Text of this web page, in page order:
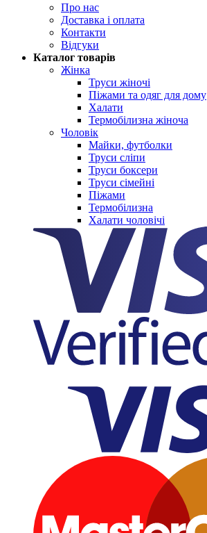
Про нас
Доставка і оплата
Контакти
Відгуки
Каталог товарів
Жінка
Труси жіночі
Піжами та одяг для дому
Халати
Термобілизна жіноча
Чоловік
Майки, футболки
Труси сліпи
Труси боксери
Труси сімейні
Піжами
Термобілизна
Халати чоловічі